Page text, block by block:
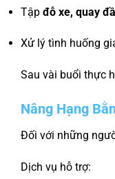
Tập đỗ xe, quay
Xử lý tình huống
Sau vài buổi thực
Nâng Hạng
Đối với những
Dịch vụ hỗ trợ: